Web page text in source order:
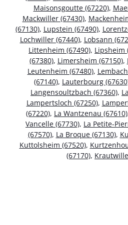
Maisonsgoutte (67220),
Mackwiller (67430),
(67130), Lupstein (67490),
Lochwiller (67440), Lobsann
Littenheim (67490), Lipsheim
(67380), Limersheim (67150),
Leutenheim (67480),
(67140), Lauterbourg
Langensoultzbach (67360),
Lampertsloch (67250),
(67220), La Wantzenau (67610)
Vancelle (67730), La Petite-
(67570), La Broque (67130),
Kuttolsheim (67520),
(67170),